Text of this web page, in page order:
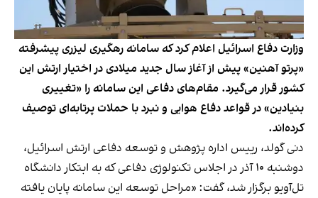
وزارت دفاع اسرائیل اعلام کرد که سامانه رهگیری لیزری پیشرفته
«پرتو آهنین» پیش از آغاز سال جدید میلادی در اختیار ارتش این
کشور قرار می‌گیرد. مقام‌های دفاعی این سامانه را «تغییری
بنیادین» در قواعد دفاع هوایی و نبرد با حملات پرتابه‌ای توصیف
کرده‌اند.
دنی گولد، رییس اداره پژوهش و توسعه دفاعی ارتش اسرائیل،
دوشنبه ۱۰ آذر در اجلاس تکنولوژی دفاعی که به ابتکار دانشگاه
تل‌آویو برگزار شد، گفت: «مراحل توسعه این سامانه پایان یافته